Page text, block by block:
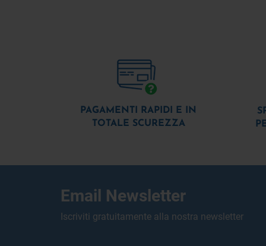
PAGAMENTI RAPIDI E IN
TOTALE SCUREZZA
Email Newsletter
Iscriviti gratuitamente alla nostra newsletter